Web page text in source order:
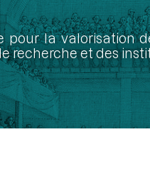
pour la valorisation
recherche et des